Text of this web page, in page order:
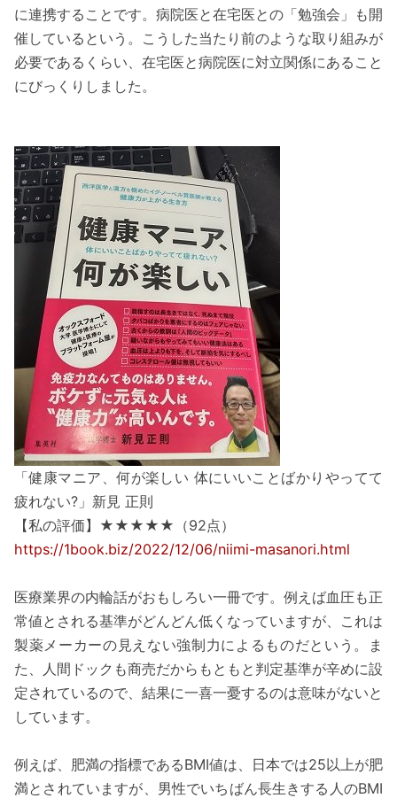
に連携することです。病院医と在宅医との「勉強会」も開
催しているという。こうした当たり前のような取り組みが
必要であるくらい、在宅医と病院医に対立関係にあること
にびっくりしました。
「健康マニア、何が楽しい 体にいいことばかりやってて
疲れない?」新見 正則
【私の評価】★★★★★（92点）
https://1book.biz/2022/12/06/niimi-masanori.html
医療業界の内輪話がおもしろい一冊です。例えば血圧も正
常値とされる基準がどんどん低くなっていますが、これは
製薬メーカーの見えない強制力によるものだという。ま
た、人間ドックも商売だからもともと判定基準が辛めに設
定されているので、結果に一喜一憂するのは意味がないと
しています。
例えば、肥満の指標であるBMI値は、日本では25以上が肥
満とされていますが、男性でいちばん長生きする人のBMI